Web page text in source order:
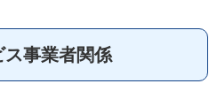
事業者関係